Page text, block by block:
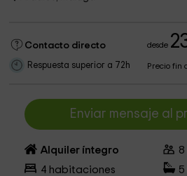
Contacto directo desde
Respuesta superior a 72h Precio fin
Enviar mensaje al
Alquiler íntegro 8
4 habitaciones 5